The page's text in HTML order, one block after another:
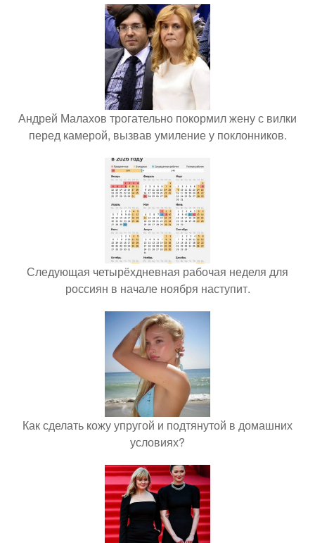
Андрей Малахов трогательно покормил жену с вилки
перед камерой, вызвав умиление у поклонников.
Следующая четырёхдневная рабочая неделя для
россиян в начале ноября наступит.
Как сделать кожу упругой и подтянутой в домашних
условиях?